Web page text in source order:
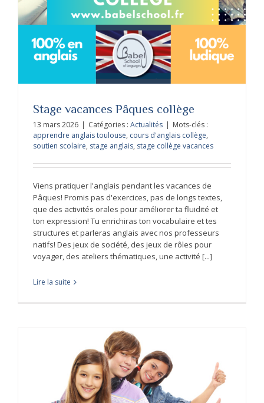
Stage vacances Pâques collège
13 mars 2026 | Catégories : Actualités | Mots-clés :
apprendre anglais toulouse, cours d'anglais collège,
soutien scolaire, stage anglais, stage collège vacances
Viens pratiquer l'anglais pendant les vacances de
Pâques! Promis pas d'exercices, pas de longs textes,
que des activités orales pour améliorer ta fluidité et
ton expression! Tu enrichiras ton vocabulaire et tes
structures et parleras anglais avec nos professeurs
natifs! Des jeux de société, des jeux de rôles pour
voyager, des ateliers thématiques, une activité [...]
Lire la suite